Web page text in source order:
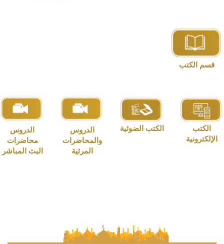
قسم الكتب
الكتب
الكتب الضوئية
الدروس
والمحاضرات
المرئية
الدروس
محاضرات
البث المباشر